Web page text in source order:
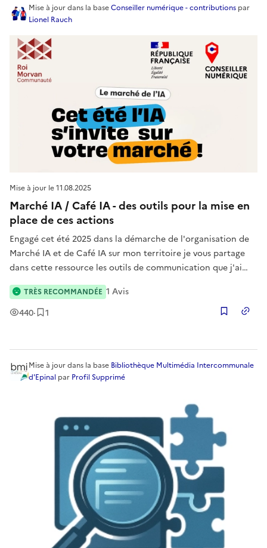
Mise à jour le11.08.2025
Marché IA / Café IA - des outils pour la mise en
place de ces actions
Engagé cet été 2025 dans la démarche de l'organisation de
Marché IA et de Café IA sur mon territoire je vous partage
dans cette ressource les outils de communication que j'ai
mis en place, la démarche que j'ai initié ainsi que les
différents outils et ressources que j'ai pu glaner ici ou là pour
met440Vues
· 1
TRÈS RECOMMANDÉE 1 Avis
Mise à jourdans la baseConseiller numérique - contributions par
Lionel Rauch
Mise à jourdans la base Bibliothèque Multimédia Intercommunale
d'Epinal par Profil Supprimé